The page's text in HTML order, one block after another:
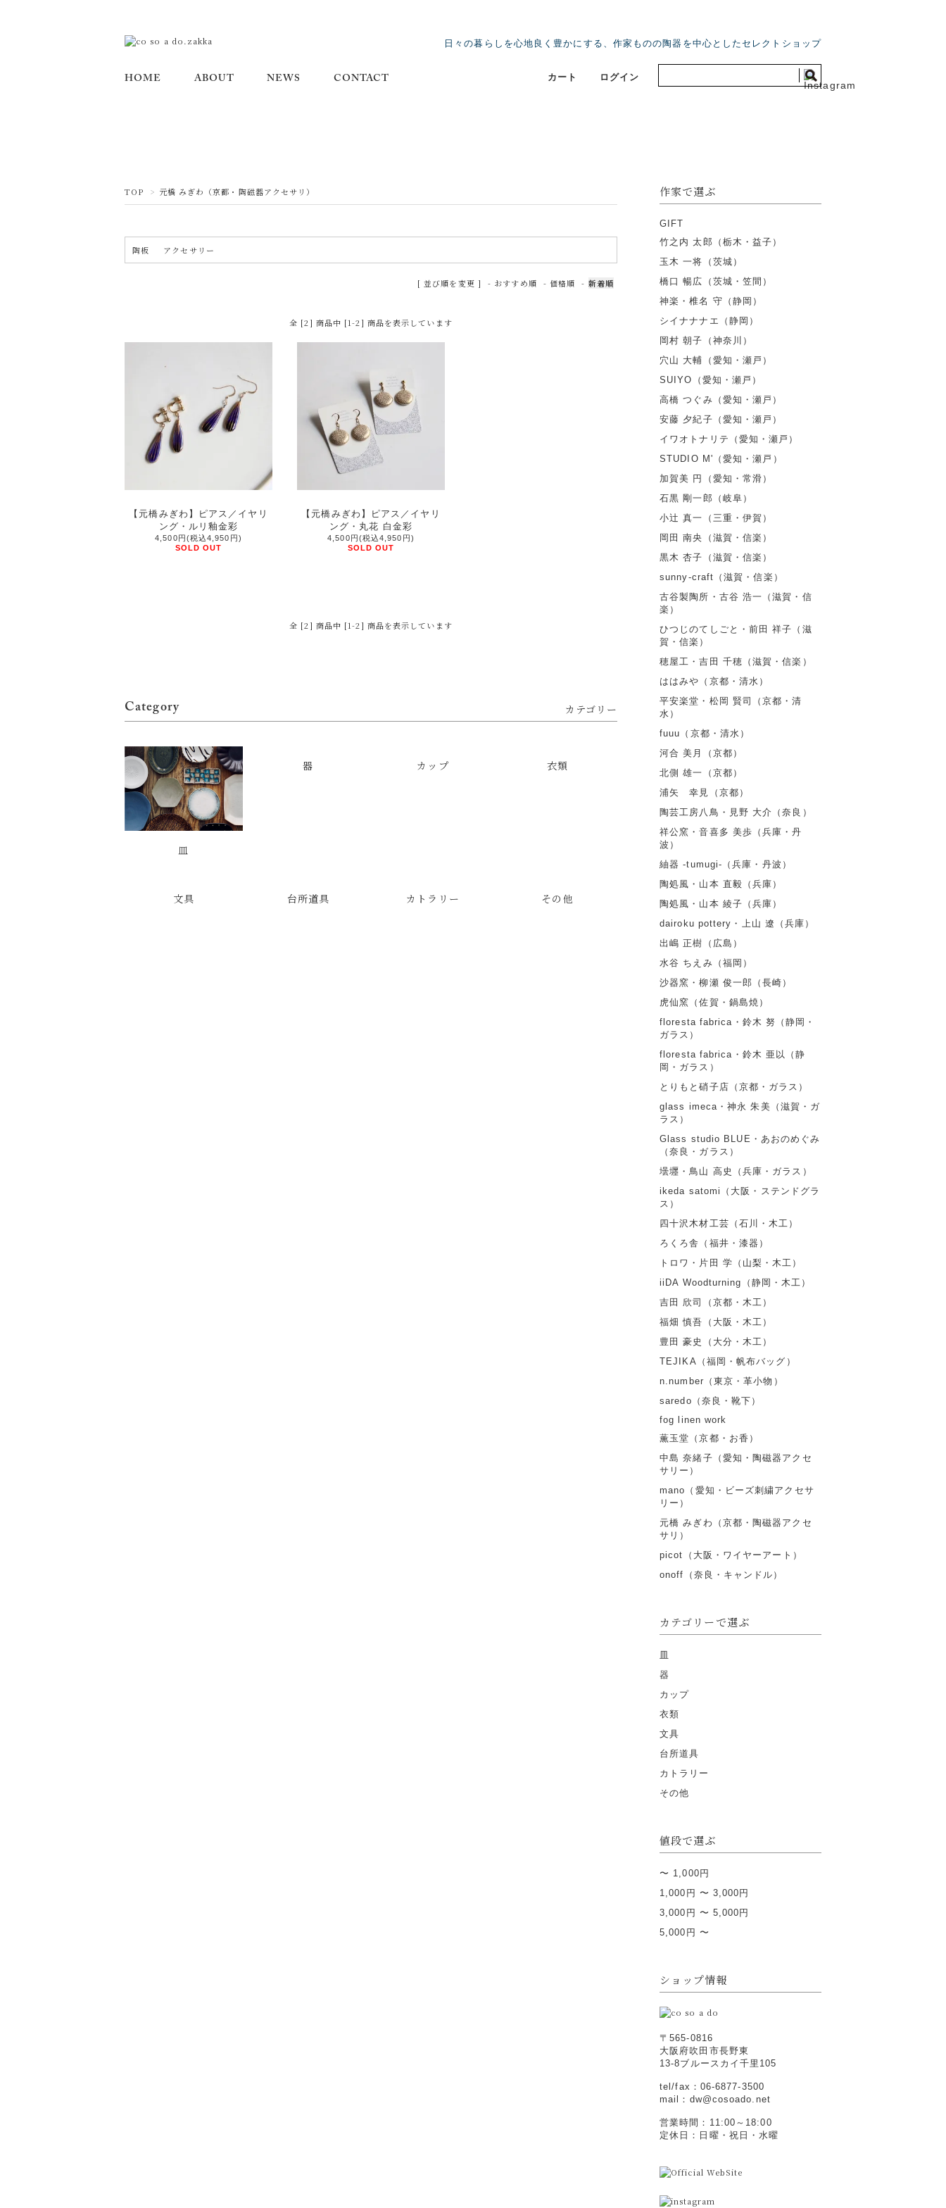
日々の暮らしを心地良く豊かにする、作家ものの陶器を中心としたセレクトショップ
HOME ABOUT NEWS CONTACT カート ログイン
TOP > 元橋 みぎわ（京都・陶磁器アクセサリ）
陶板 アクセサリー
[ 並び順を変更 ] - おすすめ順 - 価格順 - 新着順
全 [2] 商品中 [1-2] 商品を表示しています
【元橋みぎわ】ピアス／イヤリ
ング・ルリ釉金彩
4,500円(税込4,950円)
SOLD OUT
【元橋みぎわ】ピアス／イヤリ
ング・丸花 白金彩
4,500円(税込4,950円)
SOLD OUT
全 [2] 商品中 [1-2] 商品を表示しています
Category カテゴリー
皿
器 カップ 衣類
文具 台所道具 カトラリー その他
作家で選ぶ
GIFT
竹之内 太郎（栃木・益子）
玉木 一将（茨城）
橋口 暢広（茨城・笠間）
神楽・椎名 守（静岡）
シイナナナエ（静岡）
岡村 朝子（神奈川）
穴山 大輔（愛知・瀬戸）
SUIYO（愛知・瀬戸）
高橋 つぐみ（愛知・瀬戸）
安藤 夕紀子（愛知・瀬戸）
イワオトナリテ（愛知・瀬戸）
STUDIO M'（愛知・瀬戸）
加賀美 円（愛知・常滑）
石黒 剛一郎（岐阜）
小辻 真一（三重・伊賀）
岡田 南央（滋賀・信楽）
黒木 杏子（滋賀・信楽）
sunny-craft（滋賀・信楽）
古谷製陶所・古谷 浩一（滋賀・信
楽）
ひつじのてしごと・前田 祥子（滋
賀・信楽）
穂屋工・吉田 千穂（滋賀・信楽）
ははみや（京都・清水）
平安楽堂・松岡 賢司（京都・清
水）
fuuu（京都・清水）
河合 美月（京都）
北側 雄一（京都）
浦矢 幸見（京都）
陶芸工房八鳥・見野 大介（奈良）
祥公窯・音喜多 美歩（兵庫・丹
波）
紬器 -tumugi-（兵庫・丹波）
陶処風・山本 直毅（兵庫）
陶処風・山本 綾子（兵庫）
dairoku pottery・上山 遼（兵庫）
出嶋 正樹（広島）
水谷 ちえみ（福岡）
沙器窯・柳瀬 俊一郎（長崎）
虎仙窯（佐賀・鍋島焼）
floresta fabrica・鈴木 努（静岡・
ガラス）
floresta fabrica・鈴木 亜以（静
岡・ガラス）
とりもと硝子店（京都・ガラス）
glass imeca・神永 朱美（滋賀・ガ
ラス）
Glass studio BLUE・あおのめぐみ
（奈良・ガラス）
壜壥・鳥山 高史（兵庫・ガラス）
ikeda satomi（大阪・ステンドグラ
ス）
四十沢木材工芸（石川・木工）
ろくろ舎（福井・漆器）
トロワ・片田 学（山梨・木工）
iiDA Woodturning（静岡・木工）
吉田 欣司（京都・木工）
福畑 慎吾（大阪・木工）
豊田 豪史（大分・木工）
TEJIKA（福岡・帆布バッグ）
n.number（東京・革小物）
saredo（奈良・靴下）
fog linen work
薫玉堂（京都・お香）
中島 奈緒子（愛知・陶磁器アクセ
サリー）
mano（愛知・ビーズ刺繍アクセサ
リー）
元橋 みぎわ（京都・陶磁器アクセ
サリ）
picot（大阪・ワイヤーアート）
onoff（奈良・キャンドル）
カテゴリーで選ぶ
皿
器
カップ
衣類
文具
台所道具
カトラリー
その他
値段で選ぶ
〜 1,000円
1,000円 〜 3,000円
3,000円 〜 5,000円
5,000円 〜
ショップ情報
〒565-0816
大阪府吹田市長野東
13-8ブルースカイ千里105
tel/fax：06-6877-3500
mail：dw@cosoado.net
営業時間：11:00～18:00
定休日：日曜・祝日・水曜